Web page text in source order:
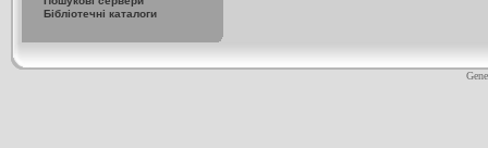
Бібліотечні каталоги